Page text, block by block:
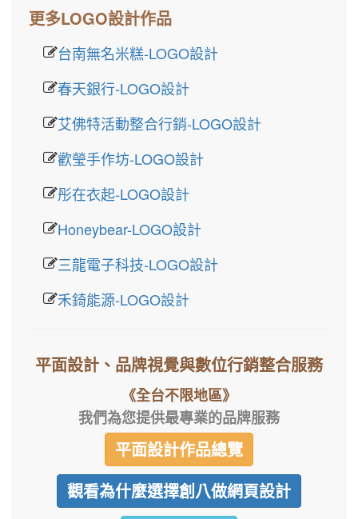
更多LOGO設計作品
台南無名米糕-LOGO設計
春天銀行-LOGO設計
艾佛特活動整合行銷-LOGO設計
歡瑩手作坊-LOGO設計
彤在衣起-LOGO設計
Honeybear-LOGO設計
三龍電子科技-LOGO設計
禾錡能源-LOGO設計
平面設計、品牌視覺與數位行銷整合服務
《全台不限地區》
我們為您提供最專業的品牌服務
平面設計作品總覽
觀看為什麼選擇創八做網頁設計